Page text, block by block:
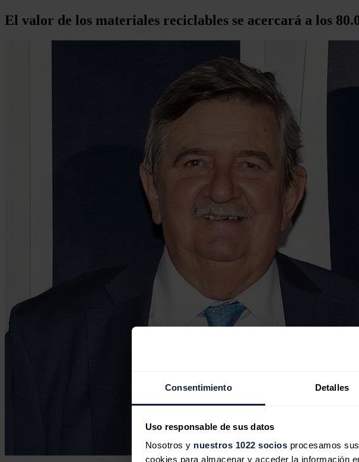
Consentimiento Detalles
Uso responsable de sus datos
Nosotros y nuestros 1022 socios procesamos
cookies para almacenar y acceder la información
El valor de los materiales reciclables se acercará a los